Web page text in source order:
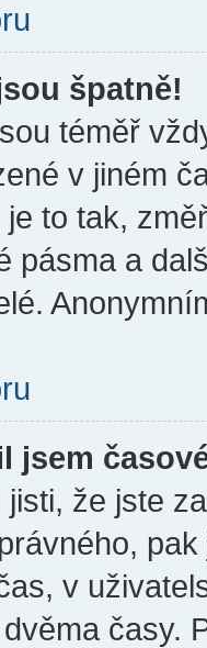
špatně!
téměř
v jiném
je to tak,
pásma a
jsem
jisti, že jste
v
časy.